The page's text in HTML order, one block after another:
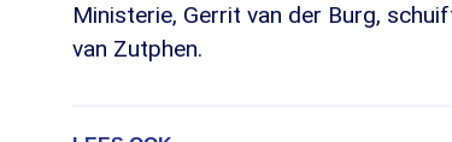
Ministerie, Gerrit van der Burg,
van Zutphen.